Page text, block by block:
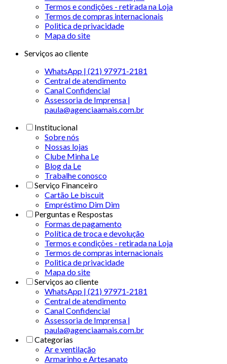
Termos e condições - retirada na Loja
Termos de compras internacionais
Politica de privacidade
Mapa do site
Serviços ao cliente
WhatsApp | (21) 97971-2181
Central de atendimento
Canal Confidencial
Assessoria de Imprensa |
paula@agenciaamais.com.br
Institucional
Sobre nós
Nossas lojas
Clube Minha Le
Blog da Le
Trabalhe conosco
Serviço Financeiro
Cartão Le biscuit
Empréstimo Dim Dim
Perguntas e Respostas
Formas de pagamento
Política de troca e devolução
Termos e condições - retirada na Loja
Termos de compras internacionais
Politica de privacidade
Mapa do site
Serviços ao cliente
WhatsApp | (21) 97971-2181
Central de atendimento
Canal Confidencial
Assessoria de Imprensa |
paula@agenciaamais.com.br
Categorias
Ar e ventilação
Armarinho e Artesanato